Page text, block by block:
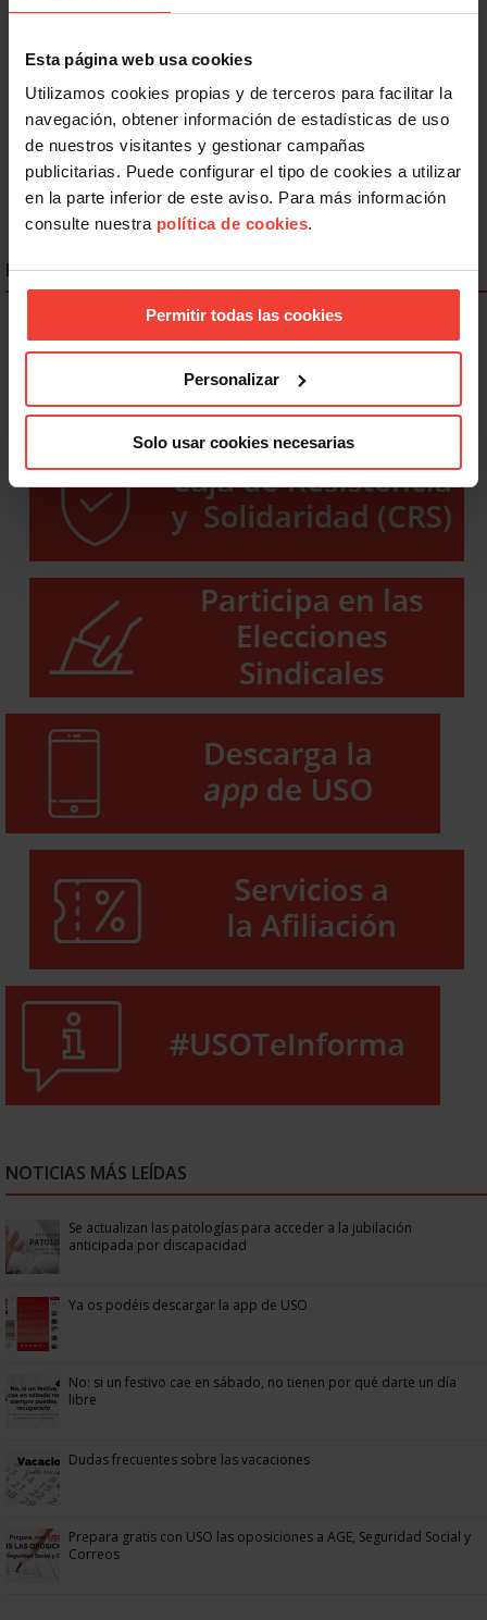
Esta página web usa cookies
Utilizamos cookies propias y de terceros para facilitar la
navegación, obtener información de estadísticas de uso
de nuestros visitantes y gestionar campañas
publicitarias. Puede configurar el tipo de cookies a utilizar
en la parte inferior de este aviso. Para más información
consulte nuestra política de cookies.
Permitir todas las cookies
Personalizar
Solo usar cookies necesarias
Mercado laboral 2026: más indefinidos sobre el papel, más
31 JULIO, 2026
ENLACES DESTACADOS
NOTICIAS MÁS LEÍDAS
Se actualizan las patologías para acceder a la jubilación
anticipada por discapacidad
Ya os podéis descargar la app de USO
No: si un festivo cae en sábado, no tienen por qué darte un día
libre
Dudas frecuentes sobre las vacaciones
Prepara gratis con USO las oposiciones a AGE, Seguridad Social y
Correos